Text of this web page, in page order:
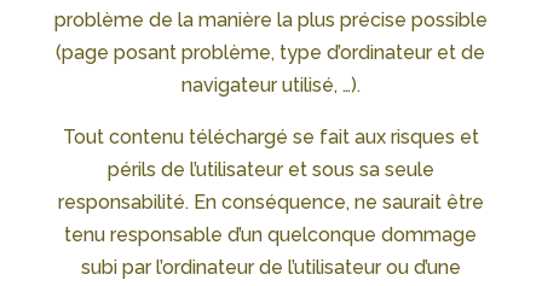
problème de la manière la plus précise possible
(page posant problème, type d’ordinateur et de
navigateur utilisé, …).
Tout contenu téléchargé se fait aux risques et
périls de l’utilisateur et sous sa seule
responsabilité. En conséquence, ne saurait être
tenu responsable d’un quelconque dommage
subi par l’ordinateur de l’utilisateur ou d’une